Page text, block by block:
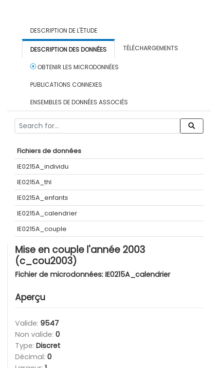
DESCRIPTION DE L'ÉTUDE
DESCRIPTION DES DONNÉES TÉLÉCHARGEMENTS
OBTENIR LES MICRODONNÉES
PUBLICATIONS CONNEXES
ENSEMBLES DE DONNÉES ASSOCIÉS
Fichiers de données
IE0215A_individu
IE0215A_thl
IE0215A_enfants
IE0215A_calendrier
IE0215A_couple
Mise en couple l'année 2003
(c_cou2003)
Fichier de microdonnées: IE0215A_calendrier
Aperçu
Valide: 9547
Non valide: 0
Type: Discret
Décimal: 0